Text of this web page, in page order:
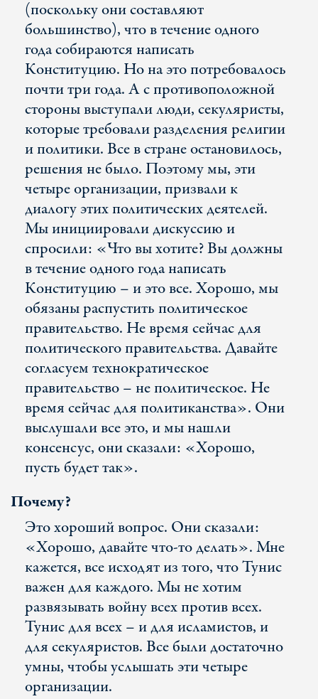
(поскольку они составляют
большинство), что в течение одного
года собираются написать
Конституцию. Но на это потребовалось
почти три года. А с противоположной
стороны выступали люди, секуляристы,
которые требовали разделения религии
и политики. Все в стране остановилось,
решения не было. Поэтому мы, эти
четыре организации, призвали к
диалогу этих политических деятелей.
Мы инициировали дискуссию и
спросили: «Что вы хотите? Вы должны
в течение одного года написать
Конституцию – и это все. Хорошо, мы
обязаны распустить политическое
правительство. Не время сейчас для
политического правительства. Давайте
согласуем технократическое
правительство – не политическое. Не
время сейчас для политиканства». Они
выслушали все это, и мы нашли
консенсус, они сказали: «Хорошо,
пусть будет так».
Почему?
Это хороший вопрос. Они сказали:
«Хорошо, давайте что-то делать». Мне
кажется, все исходят из того, что Тунис
важен для каждого. Мы не хотим
развязывать войну всех против всех.
Тунис для всех – и для исламистов, и
для секуляристов. Все были достаточно
умны, чтобы услышать эти четыре
организации.